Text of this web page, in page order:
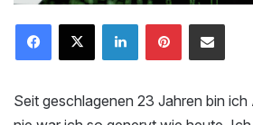
Seit geschlagenen 23 Jahren bin